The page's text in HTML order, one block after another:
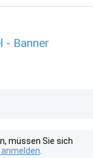
- Banner
müssen Sie sich